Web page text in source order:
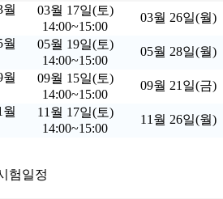
월
03월 17일(토)
14:00~15:00
03월 26일(월)
월
05월 19일(토)
14:00~15:00
05월 28일(월)
월
09월 15일(토)
14:00~15:00
09월 21일(금)
월
11월 17일(토)
14:00~15:00
11월 26일(월)
험일정